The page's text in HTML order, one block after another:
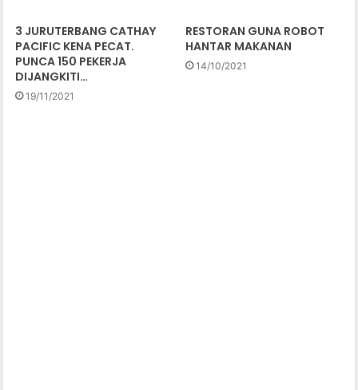
3 JURUTERBANG CATHAY
PACIFIC KENA PECAT.
PUNCA 150 PEKERJA
DIJANGKITI…
19/11/2021
RESTORAN GUNA ROBOT
HANTAR MAKANAN
14/10/2021